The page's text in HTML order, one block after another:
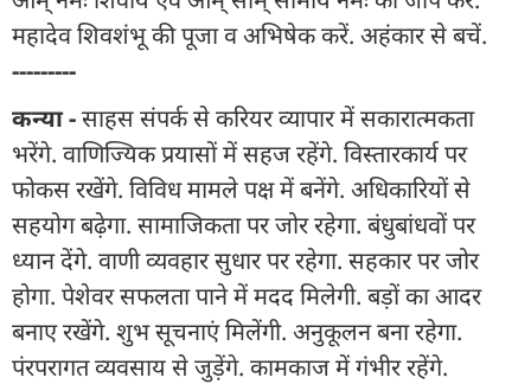
महादेव शिवशंभू की पूजा व अभिषेक करें. अहंकार से बचें.
---------
कन्या -साहस संपर्क से करियर व्यापार में सकारात्मकता
भरेंगे. वाणिज्यिक प्रयासों में सहज रहेंगे. विस्तारकार्य पर
फोकस रखेंगे. विविध मामले पक्ष में बनेंगे. अधिकारियों से
सहयोग बढ़ेगा. सामाजिकता पर जोर रहेगा. बंधुबांधवों पर
ध्यान देंगे. वाणी व्यवहार सुधार पर रहेगा. सहकार पर जोर
होगा. पेशेवर सफलता पाने में मदद मिलेगी. बड़ों का आदर
बनाए रखेंगे. शुभ सूचनाएं मिलेंगी. अनुकूलन बना रहेगा.
पंरपरागत व्यवसाय से जुड़ेंगे. कामकाज में गंभीर रहेंगे.